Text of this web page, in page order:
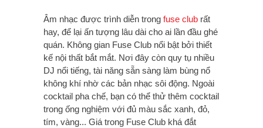
Âm nhạc được trình diễn trong fuse club rất
hay, để lại ấn tượng lâu dài cho ai lần đầu ghé
quán. Không gian Fuse Club nổi bật bởi thiết
kế nội thất bắt mắt. Nơi đây còn quy tụ nhiều
DJ nổi tiếng, tài năng sẵn sàng làm bùng nổ
không khí nhờ các bản nhạc sôi động. Ngoài
cocktail pha chế, bạn có thể thử thêm cocktail
trong ống nghiệm với đủ màu sắc xanh, đỏ,
tím, vàng... Giá trong Fuse Club khá đắt